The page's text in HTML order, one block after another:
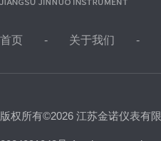
首页 关于我们
版权所有©2026 江苏金诺仪表有